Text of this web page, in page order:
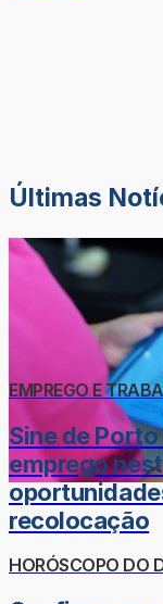
Últimas
EMPREGO E
Sine de
emprego
recolocação
HORÓSCOPO DO